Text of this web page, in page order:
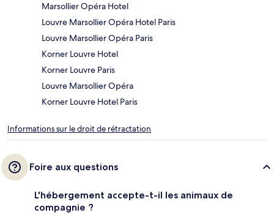
Marsollier Opéra Hotel
Louvre Marsollier Opéra Hotel Paris
Louvre Marsollier Opéra Paris
Korner Louvre Hotel
Korner Louvre Paris
Louvre Marsollier Opéra
Korner Louvre Hotel Paris
Informations sur le droit de rétractation
Foire aux questions
L'hébergement accepte-t-il les animaux de
compagnie ?